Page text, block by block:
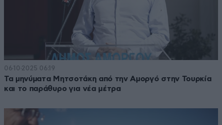
06·10·2025 06:19
Τα μηνύματα Μητσοτάκη από την Αμοργό στην Τουρκία
και το παράθυρο για νέα μέτρα